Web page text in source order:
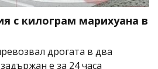
с килограм марихуана в
дрогата в два
е за 24 часа